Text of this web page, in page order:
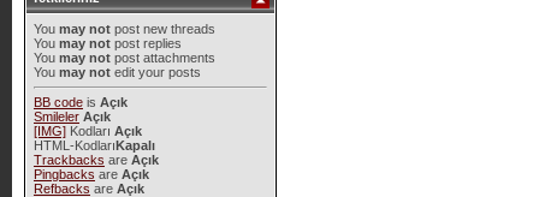
You may notpost new threads
You may notpost replies
You may notpost attachments
You may notedit your posts
BB codeis Açık
Smileler Açık
[IMG]Kodları Açık
HTML-KodlarıKapalı
Trackbacks are Açık
Pingbacks are Açık
Refbacks are Açık